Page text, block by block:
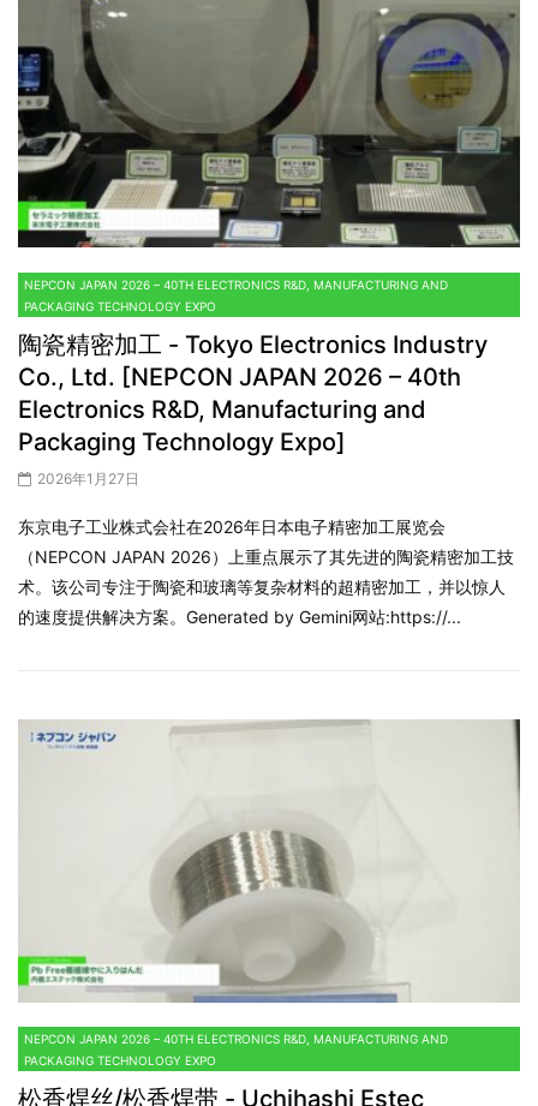
NEPCON JAPAN 2026 – 40TH ELECTRONICS R&D, MANUFACTURING AND
PACKAGING TECHNOLOGY EXPO
陶瓷精密加工 - Tokyo Electronics Industry
Co., Ltd. [NEPCON JAPAN 2026 – 40th
Electronics R&D, Manufacturing and
Packaging Technology Expo]
2026年1月27日
东京电子工业株式会社在2026年日本电子精密加工展览会
（NEPCON JAPAN 2026）上重点展示了其先进的陶瓷精密加工技
术。该公司专注于陶瓷和玻璃等复杂材料的超精密加工，并以惊人
的速度提供解决方案。Generated by Gemini网站:https://...
NEPCON JAPAN 2026 – 40TH ELECTRONICS R&D, MANUFACTURING AND
PACKAGING TECHNOLOGY EXPO
松香焊丝/松香焊带 - Uchihashi Estec